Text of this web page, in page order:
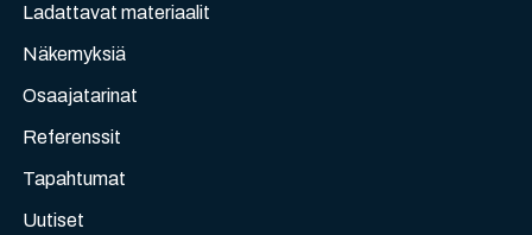
Ladattavat materiaalit
Näkemyksiä
Osaajatarinat
Referenssit
Tapahtumat
Uutiset